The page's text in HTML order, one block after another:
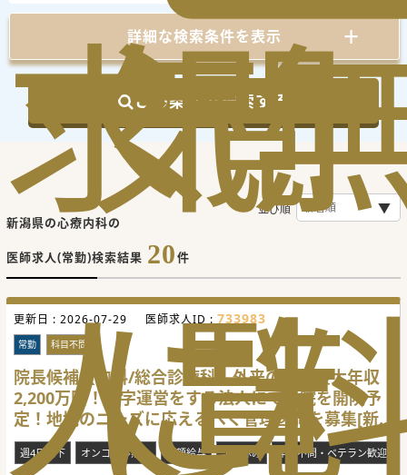
求
人
気
に
閲
覧
詳細な検索条件を表示
この条件で検索する
新潟県の心療内科の
医師求人(常勤)検索結果 20件
並び順
更新日 : 2026-07-29 医師求人ID : 733983
常勤 科目不問
院長候補【内科/総合診療科】外来のみで最大年収
2,200万円！黒字運営をする法人にて分院を開院予
定！地域のニーズに応えるべく管理医師を募集[新
潟市南魚沼市]
週4日以下 オンコール無し 高額給与 土日休み 年齢不問・ベテラン歓迎